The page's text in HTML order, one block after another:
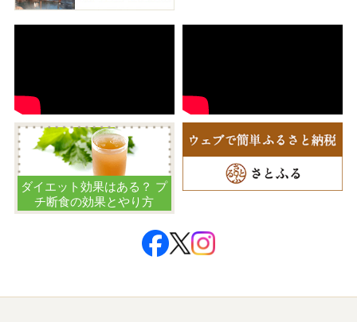
ダイエット効果はある？ プ
チ断食の効果とやり方